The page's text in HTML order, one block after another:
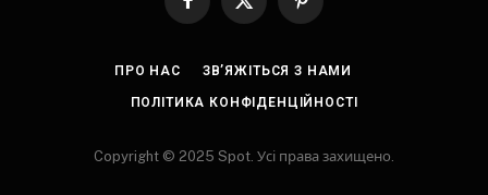
Facebook
X
Pinterest
ПРО НАС ЗВ’ЯЖІТЬСЯ З НАМИ
ПОЛІТИКА КОНФІДЕНЦІЙНОСТІ
Copyright © 2025 Spot. Усі права захищено.